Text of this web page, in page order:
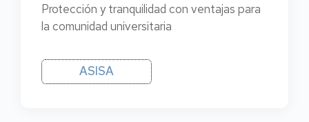
Protección y tranquilidad con ventajas para
la comunidad universitaria
ASISA